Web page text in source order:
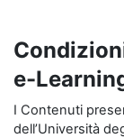
e-
I Contenuti
dell’Università